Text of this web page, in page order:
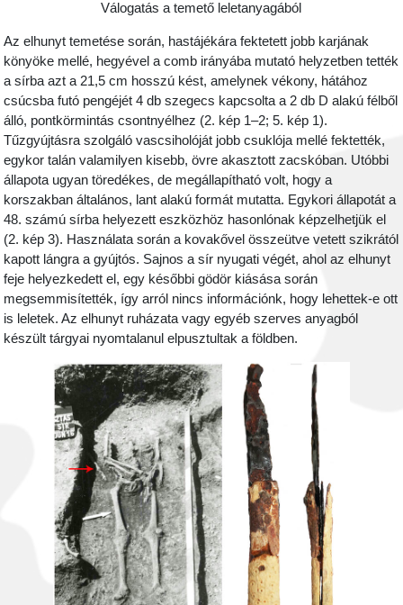
Válogatás a temető leletanyagából
Az elhunyt temetése során, hastájékára fektetett jobb karjának
könyöke mellé, hegyével a comb irányába mutató helyzetben tették
a sírba azt a 21,5 cm hosszú kést, amelynek vékony, hátához
csúcsba futó pengéjét 4 db szegecs kapcsolta a 2 db D alakú félből
álló, pontkörmintás csontnyélhez (2. kép 1–2; 5. kép 1).
Tűzgyújtásra szolgáló vascsiholóját jobb csuklója mellé fektették,
egykor talán valamilyen kisebb, övre akasztott zacskóban. Utóbbi
állapota ugyan töredékes, de megállapítható volt, hogy a
korszakban általános, lant alakú formát mutatta. Egykori állapotát a
48. számú sírba helyezett eszközhöz hasonlónak képzelhetjük el
(2. kép 3). Használata során a kovakővel összeütve vetett szikrától
kapott lángra a gyújtós. Sajnos a sír nyugati végét, ahol az elhunyt
feje helyezkedett el, egy későbbi gödör kiásása során
megsemmisítették, így arról nincs információnk, hogy lehettek-e ott
is leletek. Az elhunyt ruházata vagy egyéb szerves anyagból
készült tárgyai nyomtalanul elpusztultak a földben.